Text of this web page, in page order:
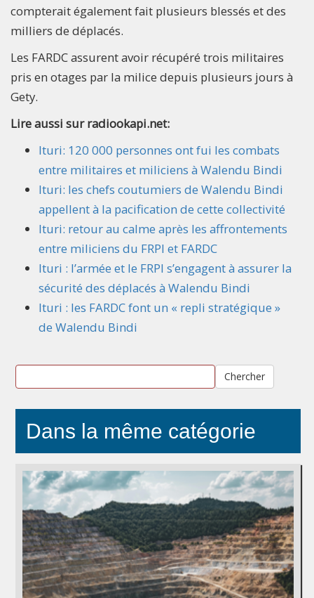
compterait également fait plusieurs blessés et des
milliers de déplacés.
Les FARDC assurent avoir récupéré trois militaires
pris en otages par la milice depuis plusieurs jours à
Gety.
Lire aussi sur radiookapi.net:
Ituri: 120 000 personnes ont fui les combats
entre militaires et miliciens à Walendu Bindi
Ituri: les chefs coutumiers de Walendu Bindi
appellent à la pacification de cette collectivité
Ituri: retour au calme après les affrontements
entre miliciens du FRPI et FARDC
Ituri : l’armée et le FRPI s’engagent à assurer la
sécurité des déplacés à Walendu Bindi
Ituri : les FARDC font un « repli stratégique »
de Walendu Bindi
Chercher
Dans la même catégorie